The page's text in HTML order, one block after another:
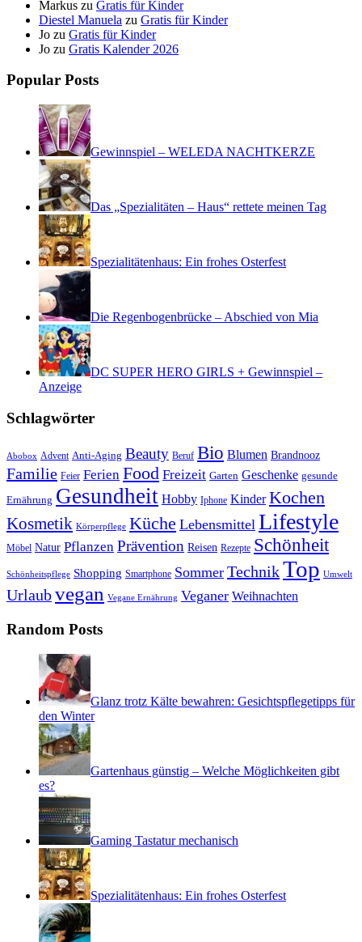
Markus zu Gratis für Kinder
Diestel Manuela zu Gratis für Kinder
Jo zu Gratis für Kinder
Jo zu Gratis Kalender 2026
Popular Posts
Gewinnspiel – WELEDA NACHTKERZE
Das „Spezialitäten – Haus“ rettete meinen Tag
Spezialitätenhaus: Ein frohes Osterfest
Die Regenbogenbrücke – Abschied von Mia
DC SUPER HERO GIRLS + Gewinnspiel –
Anzeige
Schlagwörter
Abobox Advent Anti-Aging Beauty Beruf Bio Blumen Brandnooz
Familie Feier Ferien Food Freizeit Garten Geschenke gesunde
Ernährung Gesundheit Hobby Iphone Kinder Kochen
Kosmetik Körperpflege Küche Lebensmittel Lifestyle
Möbel Natur Pflanzen Prävention Reisen Rezepte Schönheit
Schönheitspflege Shopping Smartphone Sommer TechnikTop Umwelt
Urlaubvegan Vegane Ernährung Veganer Weihnachten
Random Posts
Glanz trotz Kälte bewahren: Gesichtspflegetipps für
den Winter
Gartenhaus günstig – Welche Möglichkeiten gibt
es?
Gaming Tastatur mechanisch
Spezialitätenhaus: Ein frohes Osterfest